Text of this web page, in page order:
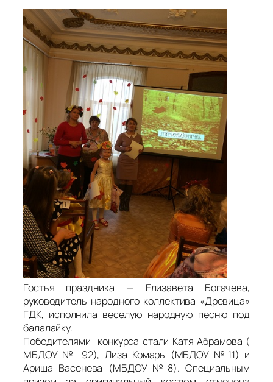
Гостья праздника — Елизавета Богачева,
руководитель народного коллектива «Древица»
ГДК, исполнила веселую народную песню под
балалайку.
Победителями конкурса стали Катя Абрамова (
МБДОУ № 92), Лиза Комарь (МБДОУ №11) и
Ариша Васенева (МБДОУ №8). Специальным